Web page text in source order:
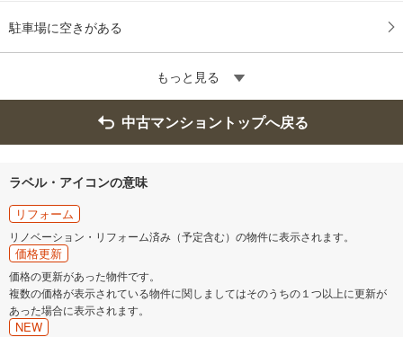
駐車場に空きがある
もっと見る
中古マンショントップへ戻る
ラベル・アイコンの意味
リフォーム
リノベーション・リフォーム済み（予定含む）の物件に表示されます。
価格更新
価格の更新があった物件です。
複数の価格が表示されている物件に関しましてはそのうちの１つ以上に更新が
あった場合に表示されます。
NEW